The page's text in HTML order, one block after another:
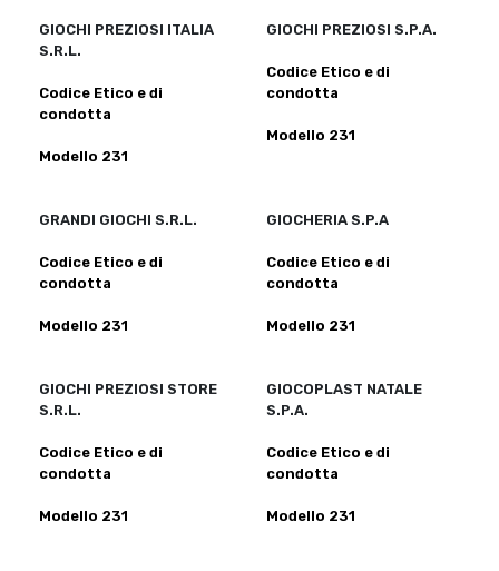
GIOCHI PREZIOSI ITALIA
S.R.L.
Codice Etico e di
condotta
Modello 231
GIOCHI PREZIOSI S.P.A.
Codice Etico e di
condotta
Modello 231
GRANDI GIOCHI S.R.L.
Codice Etico e di
condotta
Modello 231
GIOCHERIA S.P.A
Codice Etico e di
condotta
Modello 231
GIOCHI PREZIOSI STORE
S.R.L.
Codice Etico e di
condotta
Modello 231
GIOCOPLAST NATALE
S.P.A.
Codice Etico e di
condotta
Modello 231